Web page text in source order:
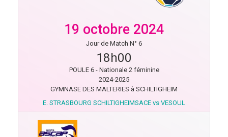
19 octobre 2024
Jour de Match N° 6
18h00
POULE 6 - Nationale 2 féminine
2024-2025
GYMNASE DES MALTERIES à SCHILTIGHEIM
E. STRASBOURG SCHILTIGHEIMSACE vs VESOUL